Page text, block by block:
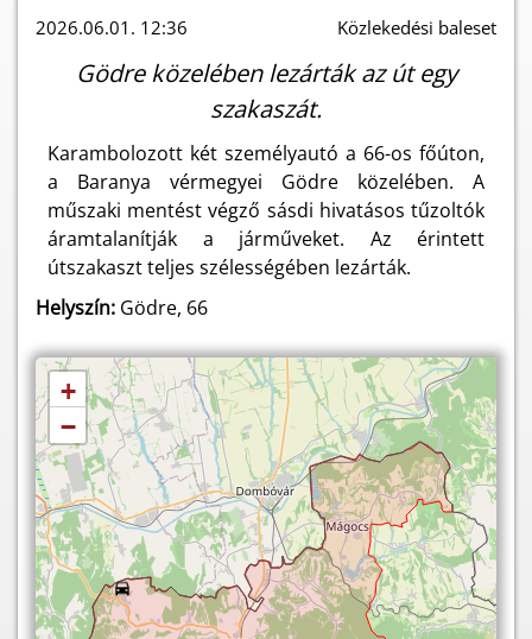
2026.06.01. 12:36 Közlekedési baleset
Gödre közelében lezárták az út egy
szakaszát.
Karambolozott két személyautó a 66-os főúton,
a Baranya vérmegyei Gödre közelében. A
műszaki mentést végző sásdi hivatásos tűzoltók
áramtalanítják a járműveket. Az érintett
útszakaszt teljes szélességében lezárták.
Helyszín: Gödre, 66
+
−